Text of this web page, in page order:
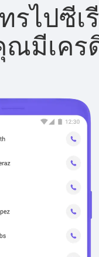
รไปซีเ
ณมีเคร